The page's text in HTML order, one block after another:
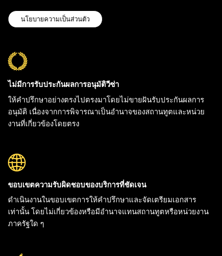
นโยบายความเป็นส่วนตัว
ไม่มีการรับประกันผลการอนุมัติวีซ่า
ให้คำปรึกษาอย่างตรงไปตรงมาโดยไม่ขายฝันรับประกันผลการ
อนุมัติ เนื่องจากการพิจารณาเป็นอำนาจของสถานทูตและหน่วย
งานที่เกี่ยวข้องโดยตรง
ขอบเขตความรับผิดชอบของบริการที่ชัดเจน
ดำเนินงานในขอบเขตการให้คำปรึกษาและจัดเตรียมเอกสาร
เท่านั้น โดยไม่เกี่ยวข้องหรือมีอำนาจแทนสถานทูตหรือหน่วยงาน
ภาครัฐใด ๆ